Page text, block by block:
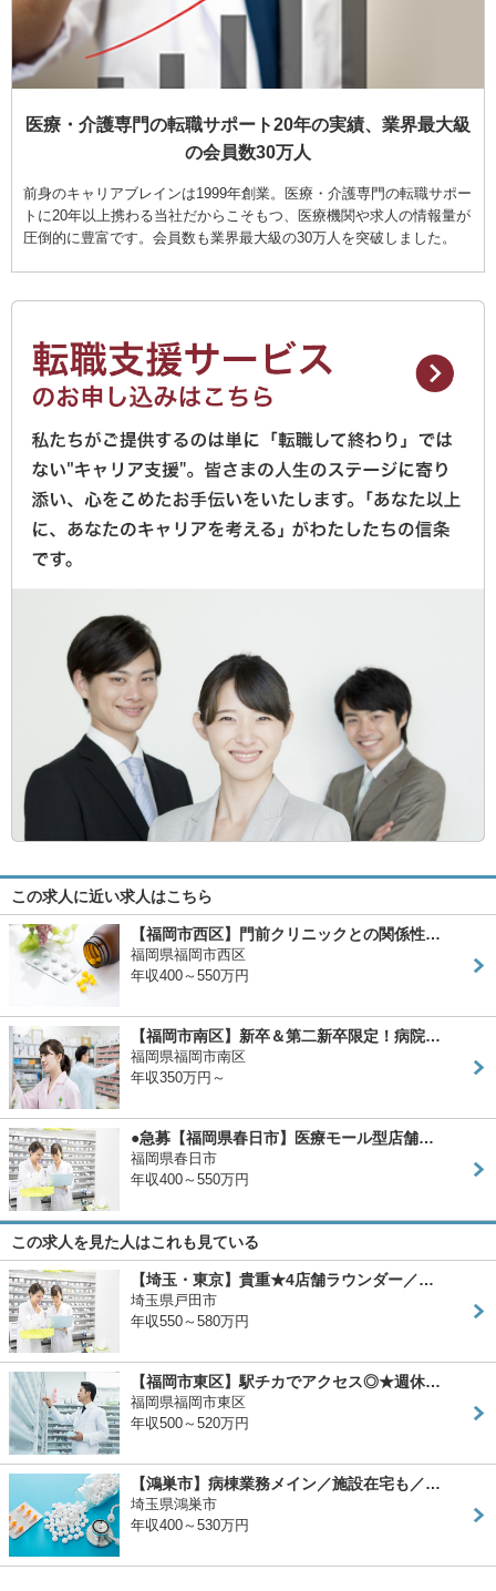
医療・介護専門の転職サポート20年の実績、業界最大級
の会員数30万人
前身のキャリアブレインは1999年創業。医療・介護専門の転職サポー
トに20年以上携わる当社だからこそもつ、医療機関や求人の情報量が
圧倒的に豊富です。会員数も業界最大級の30万人を突破しました。
この求人に近い求人はこちら
【福岡市西区】門前クリニックとの関係性…
福岡県福岡市西区
年収400～550万円
【福岡市南区】新卒＆第二新卒限定！病院…
福岡県福岡市南区
年収350万円～
●急募【福岡県春日市】医療モール型店舗…
福岡県春日市
年収400～550万円
この求人を見た人はこれも見ている
【埼玉・東京】貴重★4店舗ラウンダー／…
埼玉県戸田市
年収550～580万円
【福岡市東区】駅チカでアクセス◎★週休…
福岡県福岡市東区
年収500～520万円
【鴻巣市】病棟業務メイン／施設在宅も／…
埼玉県鴻巣市
年収400～530万円